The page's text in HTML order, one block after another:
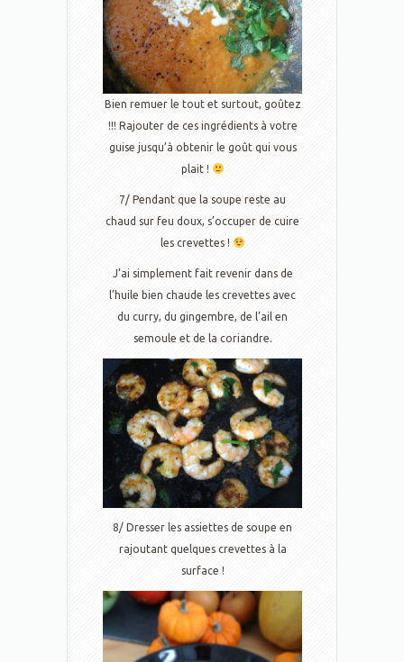
Bien remuer le tout et surtout, goûtez
!!! Rajouter de ces ingrédients à votre
guise jusqu’à obtenir le goût qui vous
plait !
7/ Pendant que la soupe reste au
chaud sur feu doux, s’occuper de cuire
les crevettes !
J’ai simplement fait revenir dans de
l’huile bien chaude les crevettes avec
du curry, du gingembre, de l’ail en
semoule et de la coriandre.
8/ Dresser les assiettes de soupe en
rajoutant quelques crevettes à la
surface !